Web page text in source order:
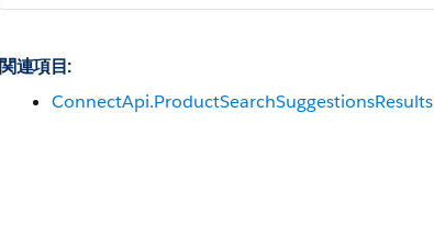
関連項目:
ConnectApi.ProductSearchSuggestionsResults